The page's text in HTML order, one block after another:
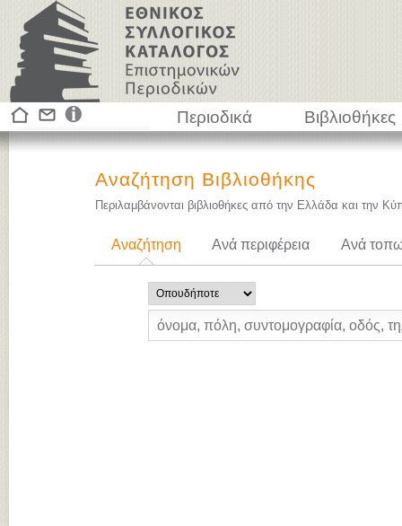
Περιοδικά Βιβλιοθήκες
Αναζήτηση Βιβλιοθήκης
Περιλαμβάνονται βιβλιοθήκες από την Ελλάδα και την
Αναζήτηση Ανά περιφέρεια Ανά